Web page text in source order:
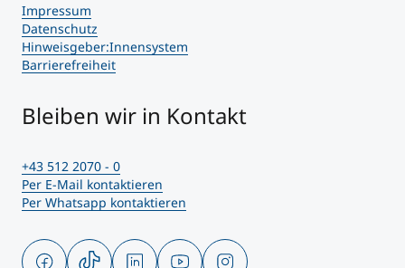
Impressum
Datenschutz
Hinweisgeber:Innensystem
Barrierefreiheit
Bleiben wir in Kontakt
+43 512 2070 - 0
Per E-Mail kontaktieren
Per Whatsapp kontaktieren